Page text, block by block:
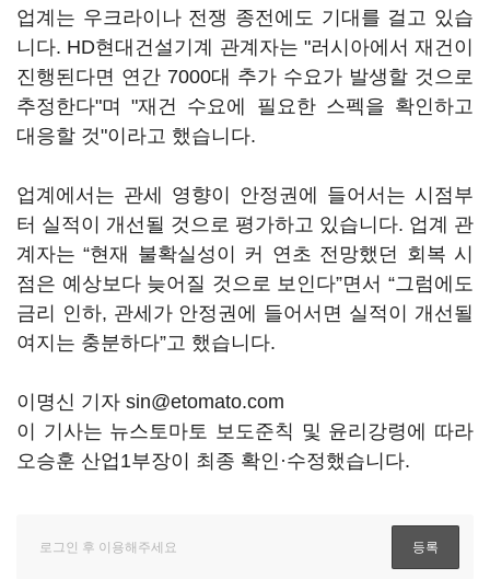
업계는 우크라이나 전쟁 종전에도 기대를 걸고 있습
니다. HD현대건설기계 관계자는 "러시아에서 재건이
진행된다면 연간 7000대 추가 수요가 발생할 것으로
추정한다"며 "재건 수요에 필요한 스펙을 확인하고
대응할 것"이라고 했습니다.
업계에서는 관세 영향이 안정권에 들어서는 시점부
터 실적이 개선될 것으로 평가하고 있습니다. 업계 관
계자는 “현재 불확실성이 커 연초 전망했던 회복 시
점은 예상보다 늦어질 것으로 보인다”면서 “그럼에도
금리 인하, 관세가 안정권에 들어서면 실적이 개선될
여지는 충분하다”고 했습니다.
이명신 기자 sin@etomato.com
이 기사는 뉴스토마토 보도준칙 및 윤리강령에 따라
오승훈 산업1부장이 최종 확인·수정했습니다.